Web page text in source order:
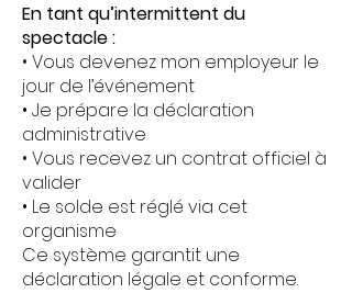
En tant qu’intermittent du
spectacle :
• Vous devenez mon employeur le
jour de l’événement
• Je prépare la déclaration
administrative
• Vous recevez un contrat officiel à
valider
• Le solde est réglé via cet
organisme
Ce système garantit une
déclaration légale et conforme.